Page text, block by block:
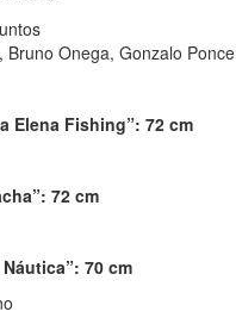
Bruno Onega, Gonzalo Ponce
Elena Fishing”: 72 cm
72 cm
70 cm